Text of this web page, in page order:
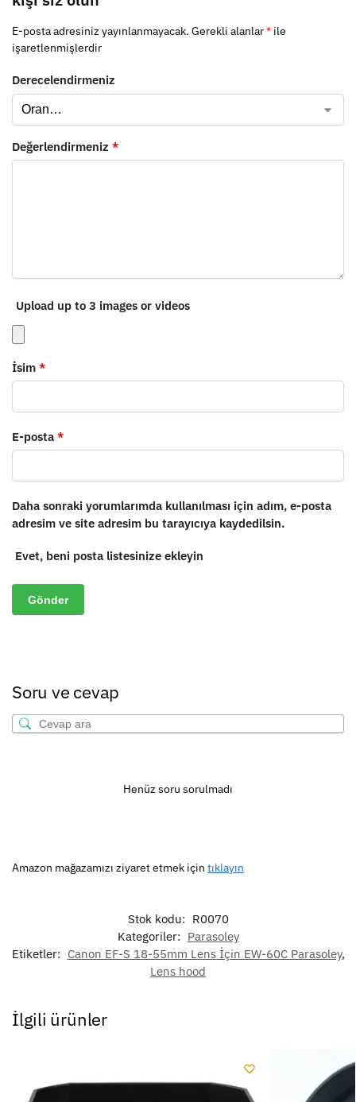
E-posta adresiniz yayınlanmayacak. Gerekli alanlar* ile
işaretlenmişlerdir
Derecelendirmeniz
Değerlendirmeniz *
Upload up to 3 images or videos
İsim *
E-posta *
Daha sonraki yorumlarımda kullanılması için adım, e-posta
adresim ve site adresim bu tarayıcıya kaydedilsin.
Evet, beni posta listesinize ekleyin
Soru ve cevap
Henüz soru sorulmadı
Amazon mağazamızı ziyaret etmek için tıklayın
Stok kodu: R0070
Kategoriler: Parasoley
Etiketler: Canon EF-S 18-55mm Lens İçin EW-60C Parasoley,
Lens hood
İlgili ürünler